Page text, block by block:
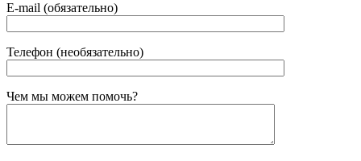
E-mail (обязательно)
Телефон (необязательно)
Gender
Чем мы можем помочь?